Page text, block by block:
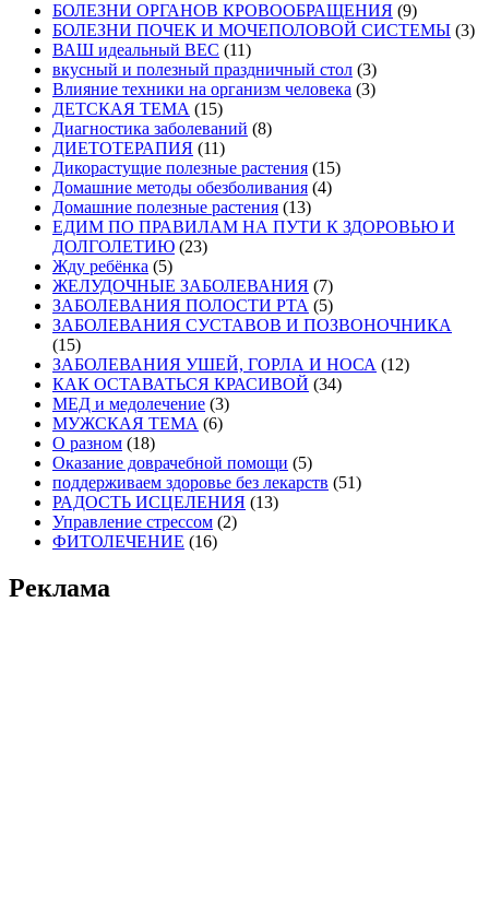
БОЛЕЗНИ ОРГАНОВ КРОВООБРАЩЕНИЯ (9)
БОЛЕЗНИ ПОЧЕК И МОЧЕПОЛОВОЙ СИСТЕМЫ (3)
ВАШ идеальный ВЕС (11)
вкусный и полезный праздничный стол (3)
Влияние техники на организм человека (3)
ДЕТСКАЯ ТЕМА (15)
Диагностика заболеваний (8)
ДИЕТОТЕРАПИЯ (11)
Дикорастущие полезные растения (15)
Домашние методы обезболивания (4)
Домашние полезные растения (13)
ЕДИМ ПО ПРАВИЛАМ НА ПУТИ К ЗДОРОВЬЮ И
ДОЛГОЛЕТИЮ (23)
Жду ребёнка (5)
ЖЕЛУДОЧНЫЕ ЗАБОЛЕВАНИЯ (7)
ЗАБОЛЕВАНИЯ ПОЛОСТИ РТА (5)
ЗАБОЛЕВАНИЯ СУСТАВОВ И ПОЗВОНОЧНИКА
(15)
ЗАБОЛЕВАНИЯ УШЕЙ, ГОРЛА И НОСА (12)
КАК ОСТАВАТЬСЯ КРАСИВОЙ (34)
МЕД и медолечение (3)
МУЖСКАЯ ТЕМА (6)
О разном (18)
Оказание доврачебной помощи (5)
поддерживаем здоровье без лекарств (51)
РАДОСТЬ ИСЦЕЛЕНИЯ (13)
Управление стрессом (2)
ФИТОЛЕЧЕНИЕ (16)
Реклама